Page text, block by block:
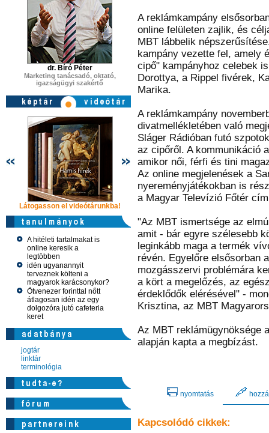
dr. Bíró Péter
Marketing tanácsadó, oktató,
igazságügyi szakértő
Látogasson el videótárunkba! Látogasson el videótárunkba!
A hitéleti tartalmakat is
online keresik a
legtöbben
idén ugyanannyit
terveznek költeni a
magyarok karácsonykor?
Ötvenezer forinttal nőtt
átlagosan idén az egy
dolgozóra jutó cafeteria
keret
jogtár
linktár
terminológia
A reklámkampány
online felületen zajlik, és
MBT lábbelik
kampány vezette fel, amely
cipő" kampányhoz celebek
Dorottya, a Rippel fivérek,
Marika.
A reklámkampány
divatmellékletében való
Sláger Rádióban futó
az cipőről. A kommunikáció
amikor női, férfi és tini
Az online megjelenések a
nyereményjátékokban is
a Magyar Televízió Főtér
"Az MBT ismertsége az
amit - bár egyre szélesebb
leginkább maga a termék
révén. Egyelőre elsősorban
mozgásszervi problémára
a kört a megelőzés, az
érdeklődők elérésével" -
Krisztina, az MBT
Az MBT reklámügynöksége
alapján kapta a megbízást.
nyomtatás
Kapcsolódó cikkek: